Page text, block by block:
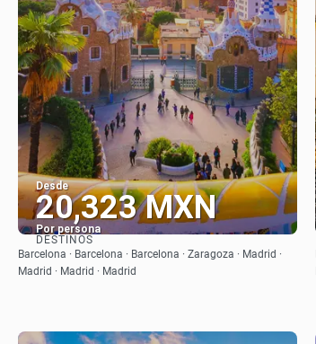
Desde
20,323 MXN
Por persona
Ver
DESTINOS
Barcelona · Barcelona · Barcelona · Zaragoza · Madrid ·
Madrid · Madrid · Madrid